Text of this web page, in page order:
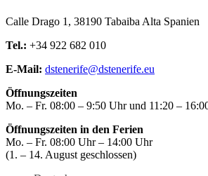
Calle Drago 1, 38190 Tabaiba Alta Spanien
Tel.: +34 922 682 010
E-Mail: dstenerife@dstenerife.eu
Öffnungszeiten
Mo. – Fr. 08:00 – 9:50 Uhr und 11:20 –
Öffnungszeiten in den Ferien
Mo. – Fr. 08:00 Uhr – 14:00 Uhr
(1. – 14. August geschlossen)